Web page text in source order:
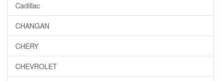
Cadillac
CHANGAN
CHERY
CHEVROLET